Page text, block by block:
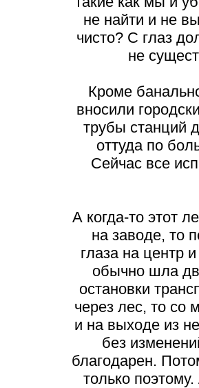
не найти и не
чисто? С глаз
не
Кроме
вносили
трубы станций
оттуда по
Сейчас все
А когда-то этот
на заводе, то
глаза на центр
обычно шла
остановки
через лес, то со
и на выходе из
без
благодарен.
только